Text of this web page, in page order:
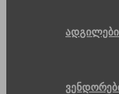
ადგილები